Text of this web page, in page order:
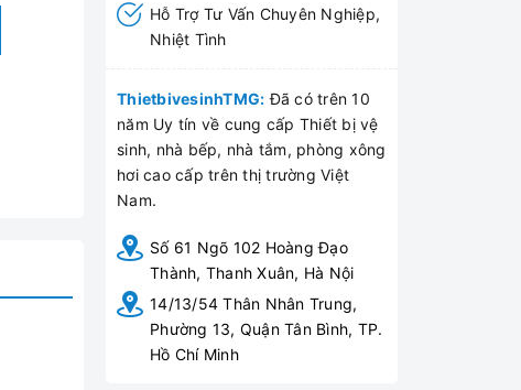
Hỗ Trợ Tư Vấn Chuyên Nghiệp,
Nhiệt Tình
ThietbivesinhTMG: Đã có trên 10
năm Uy tín về cung cấp Thiết bị vệ
sinh, nhà bếp, nhà tắm, phòng xông
hơi cao cấp trên thị trường Việt
Nam.
Số 61 Ngõ 102 Hoàng Đạo
Thành, Thanh Xuân, Hà Nội
14/13/54 Thân Nhân Trung,
Phường 13, Quận Tân Bình, TP.
Hồ Chí Minh